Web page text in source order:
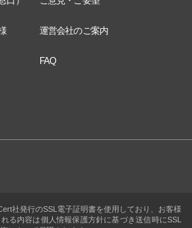
運営会社のご案内
FAQ
社発行のSSL電子証明書を使用しており、お客様
る内容は個人情報保護方針に基づき送信時にSSL